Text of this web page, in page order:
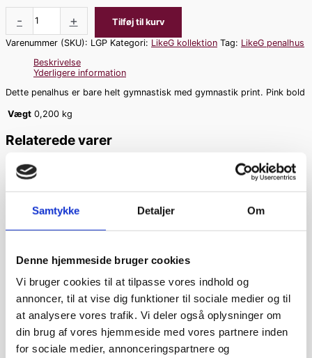
Samtykke Detaljer Om
Denne hjemmeside bruger cookies
Vi bruger cookies til at tilpasse vores indhold og
annoncer, til at vise dig funktioner til sociale medier og til
at analysere vores trafik. Vi deler også oplysninger om
din brug af vores hjemmeside med vores partnere inden
for sociale medier, annonceringspartnere og
- +
Tilføj til kurv
Varenummer (SKU): LGP Kategori: LikeG kollektion Tag: LikeG penalhus
Beskrivelse
Yderligere information
Dette penalhus er bare helt gymnastisk med gymnastik print. Pink bold
Vægt 0,200 kg
Relaterede varer
LikeG notesbog
(A4) vimpel
LikeG kollektionkr.35,00
LikeG notesbog
(A5)
Tilbud!
LikeG penalhus